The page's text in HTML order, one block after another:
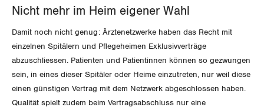
Glarus
Graubünden
Jura
Nicht mehr im Heim eigener Wahl
Damit noch nicht genug: Ärztenetzwerke haben das Recht mit
einzelnen Spitälern und Pflegeheimen Exklusivverträge
abzuschliessen. Patienten und Patientinnen können so gezwungen
sein, in eines dieser Spitäler oder Heime einzutreten, nur weil diese
einen günstigen Vertrag mit dem Netzwerk abgeschlossen haben.
Qualität spielt zudem beim Vertragsabschluss nur eine